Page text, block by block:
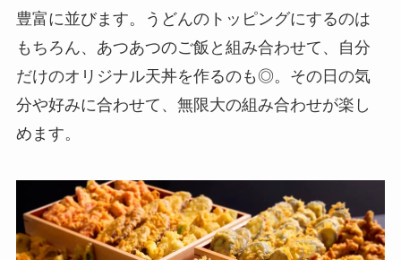
豊富に並びます。うどんのトッピングにするのは
もちろん、あつあつのご飯と組み合わせて、自分
だけのオリジナル天丼を作るのも◎。その日の気
分や好みに合わせて、無限大の組み合わせが楽し
めます。